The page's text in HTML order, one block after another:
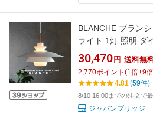
BLANCHE ブラン
ライト 1灯 照明 ダ
ーズ照明 モダン
ミ スチール 乳白ガ
トリー 天井照明 簡
LT-4141-3
30,470 円 送料無
2,770ポイント (1倍+9
4.81(59件)
8/10 16:00までの注文で
ジャパンブリッジ